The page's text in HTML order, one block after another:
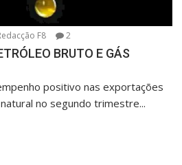
F8 2
BRUTO E GÁS
positivo nas exportações
no segundo trimestre...